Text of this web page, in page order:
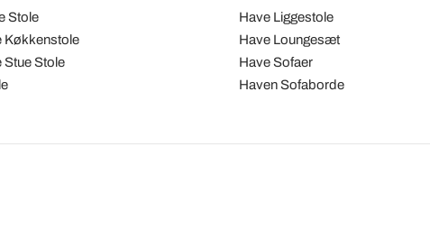
Stole
Køkkenstole
Stue Stole
Have Liggestole
Have Loungesæt
Have Sofaer
Haven Sofaborde